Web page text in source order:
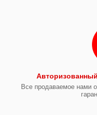
Все продаваемое нами